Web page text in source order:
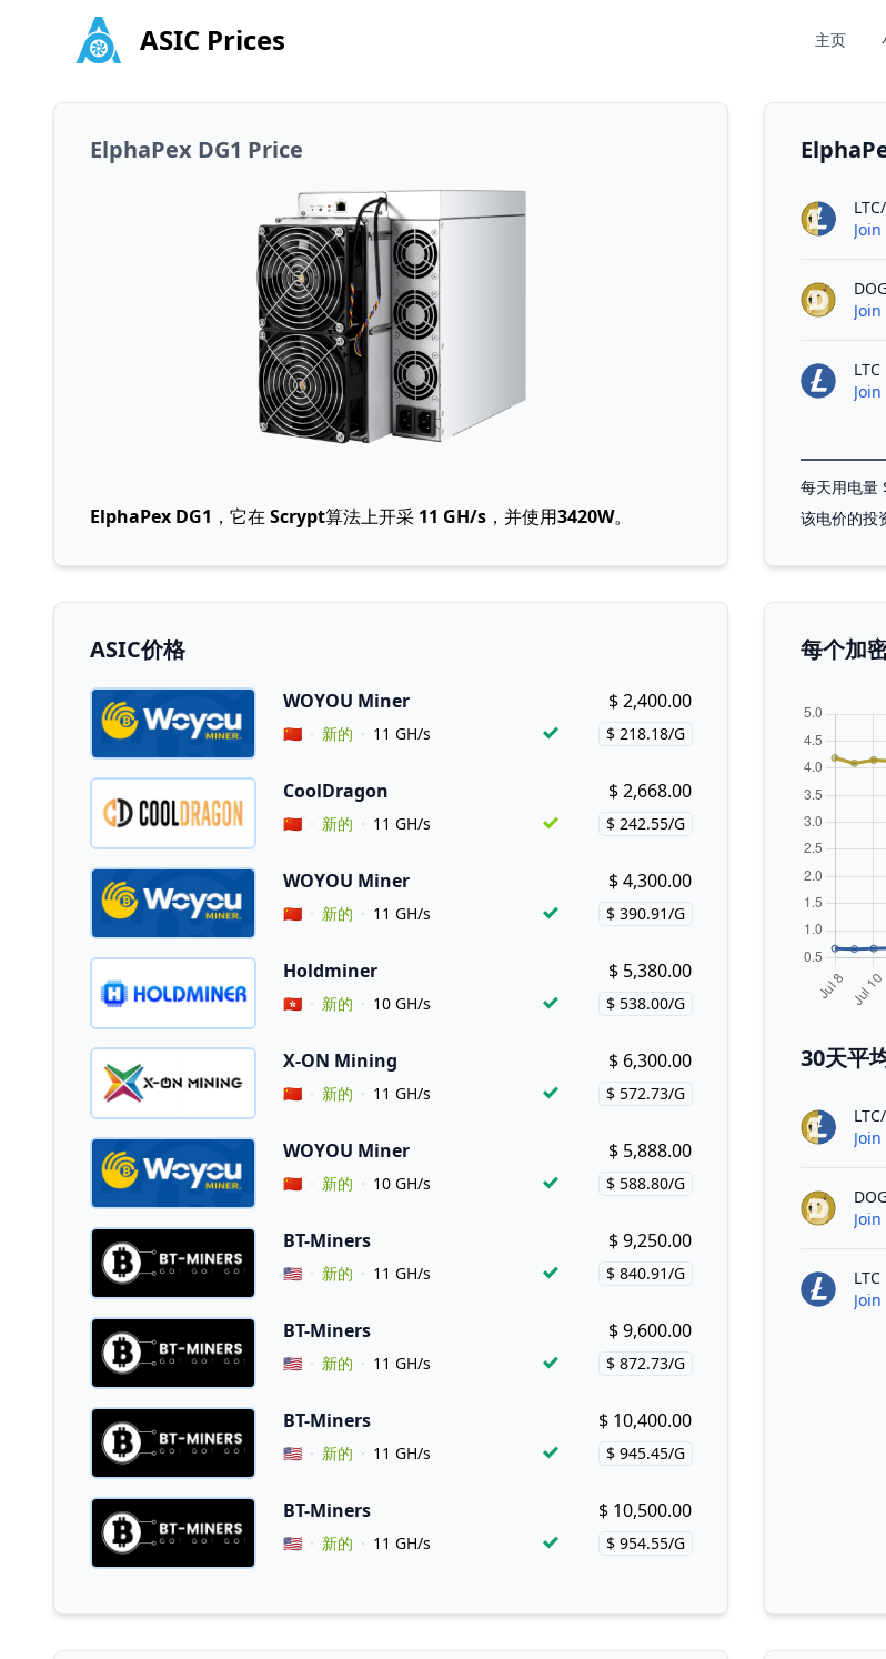
ASIC Prices 主页
ElphaPex DG1 Price
ElphaPex DG1 ，它在 Scrypt算法上开采 11 GH/s ，并使用3420W。
LTC
每天用电量
该电价的投
ASIC价格
WOYOU Miner Buy now!
$ 2,400.00
Price per hash!
$ 218.18/G
Vendor Country
🇨🇳 新的 11 GH/s
CoolDragon Buy now!
$ 2,668.00
Price per hash!
$ 242.55/G
Vendor Country
🇨🇳 新的 11 GH/s
WOYOU Miner Buy now!
$ 4,300.00
Price per hash!
$ 390.91/G
Vendor Country
🇨🇳 新的 11 GH/s
Holdminer Buy now!
$ 5,380.00
Price per hash!
$ 538.00/G
Vendor Country
🇭🇰 新的 10 GH/s
X-ON Mining Buy now!
$ 6,300.00
Price per hash!
$ 572.73/G
Vendor Country
🇨🇳 新的 11 GH/s
WOYOU Miner Buy now!
$ 5,888.00
Price per hash!
$ 588.80/G
Vendor Country
🇨🇳 新的 10 GH/s
BT-Miners Buy now!
$ 9,250.00
Price per hash!
$ 840.91/G
Vendor Country
🇺🇸 新的 11 GH/s
BT-Miners Buy now!
$ 9,600.00
Price per hash!
$ 872.73/G
Vendor Country
🇺🇸 新的 11 GH/s
BT-Miners Buy now!
$ 10,400.00
Price per hash!
$ 945.45/G
Vendor Country
🇺🇸 新的 11 GH/s
BT-Miners Buy now!
$ 10,500.00
Price per hash!
$ 954.55/G
Vendor Country
🇺🇸 新的 11 GH/s
每个加
30天平
LTC